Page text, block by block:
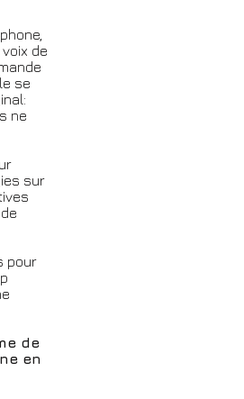
de
se
ne
sur
pour
de
en